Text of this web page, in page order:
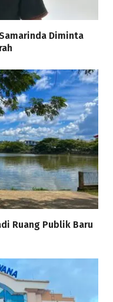
Diminta
Ruang Publik Baru